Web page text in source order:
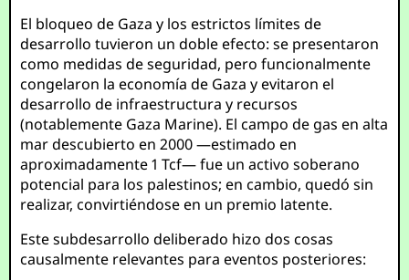
El bloqueo de Gaza y los estrictos límites de
desarrollo tuvieron un doble efecto: se presentaron
como medidas de seguridad, pero funcionalmente
congelaron la economía de Gaza y evitaron el
desarrollo de infraestructura y recursos
(notablemente Gaza Marine). El campo de gas en alta
mar descubierto en 2000 —estimado en
aproximadamente 1 Tcf— fue un activo soberano
potencial para los palestinos; en cambio, quedó sin
realizar, convirtiéndose en un premio latente.
Este subdesarrollo deliberado hizo dos cosas
causalmente relevantes para eventos posteriores: